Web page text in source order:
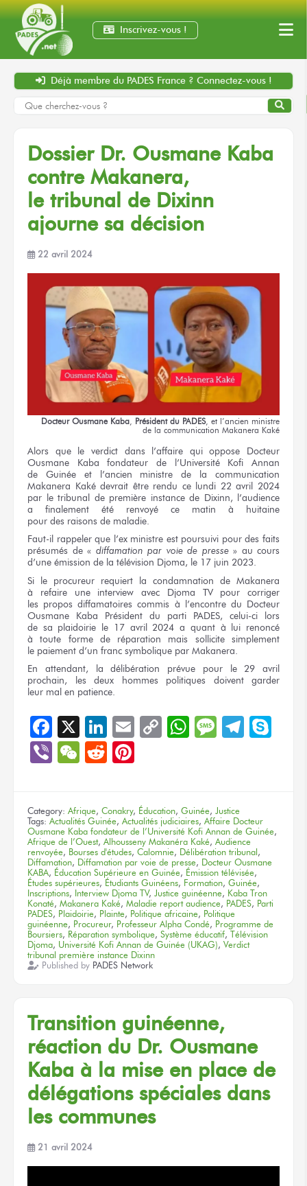
Inscrivez-vous !
Déjà membre du PADES France ? Connectez-vous !
Dossier Dr. Ousmane Kaba
contre Makanera,
le tribunal de Dixinn
ajourne sa décision
22 avril 2024
Docteur Ousmane Kaba, Président du PADES, et l’ancien ministre
de la communication Makanera Kaké
Alors que le verdict dans l’affaire qui oppose Docteur
Ousmane Kaba fondateurde l’Université
Kofi Annan
de Guinée
et l’ancien ministrede la communication
Makanera Kaké devrait être rendu ce lundi 22 avril 2024
par le tribunal de première instance de Dixinn, l’audience
a finalement été renvoyé ce matin
à huitaine
pour des raisons de maladie.
Faut-il rappelerque l’ex ministre est poursuivi pour des faits
présumés de « diffamation par voie de presse» au cours
d’une émission de la télévision Djoma, le 17 juin 2023.
Si le procureur requiert la condamnation de Makanera
à refaire
une interview avec Djoma TV pour corriger
les propos diffamatoires commis à l’encontre du Docteur
Ousmane Kaba Président du parti PADES, celui-ci lors
de sa plaidoirie le 17avril 2024a quant à lui renoncé
à toute forme de réparation mais sollicitesimplement
le paiement d’un franc symbolique par Makanera.
En attendant,
la délibération prévue pour le 29 avril
prochain,
les deux hommes politiques doivent garder
leur mal en patience.
Facebook
X LinkedIn
EmailCopyWhatsApp
Message
ViberWeChat
Reddit
Category: Afrique, Conakry, Éducation, Guinée, Justice
Tags: Actualités Guinée, Actualités judiciaires, Affaire Docteur
Ousmane Kaba fondateur de l’Université Kofi Annan de Guinée,
Afrique de l’Ouest, Alhousseny Makanéra Kaké, Audience
renvoyée, Bourses d'études, Calomnie, Délibération tribunal ,
Diffamation, Diffamation par voie de presse, Docteur Ousmane
KABA, Éducation Supérieure en Guinée, Émission télévisée,
Études supérieures, Étudiants Guinéens, Formation, Guinée,
Inscriptions, Interview Djoma TV, Justice guinéenne, Kaba Tron
Konaté, Makanera Kaké, Maladie report audience, PADES, Parti
PADES, Plaidoirie, Plainte, Politique africaine, Politique
guinéenne, Procureur, Professeur Alpha Condé, Programme de
Boursiers, Réparation symbolique, Système éducatif, Télévision
Djoma, Université Kofi Annan de Guinée (UKAG), Verdict
tribunal première instance Dixinn
Published by PADES Network
Transition guinéenne,
réaction du Dr. Ousmane
Kaba à la mise en place de
délégations spéciales dans
les communes
21 avril 2024